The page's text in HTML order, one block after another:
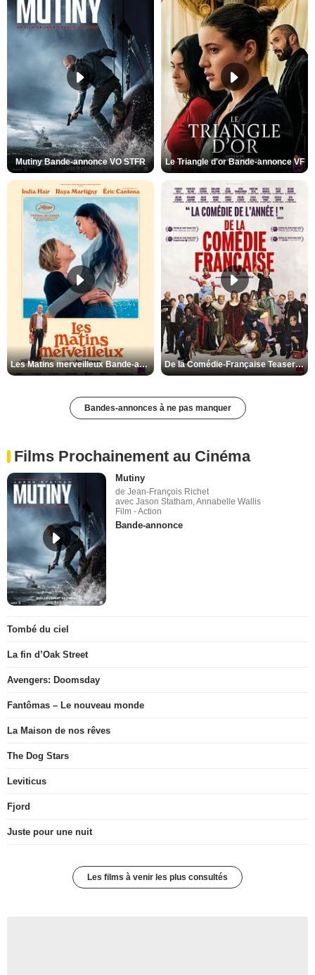
Mutiny Bande-annonce VO STFR Le Triangle d'or Bande-annonce VF
Les Matins merveilleux Bande-annonce VF De la Comédie-Française Teaser VF
Bandes-annonces à ne pas manquer
Films Prochainement au Cinéma
Mutiny
de Jean-François Richet
avec Jason Statham, Annabelle Wallis
Film - Action
Bande-annonce
Tombé du ciel
La fin d’Oak Street
Avengers: Doomsday
Fantômas – Le nouveau monde
La Maison de nos rêves
The Dog Stars
Leviticus
Fjord
Juste pour une nuit
Les films à venir les plus consultés